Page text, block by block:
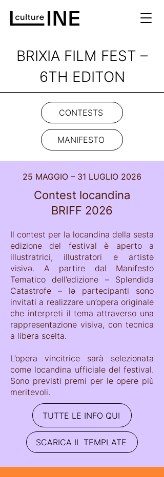
BRIXIA FILM FEST –
6TH EDITON
CONTESTS
MANIFESTO
25 MAGGIO – 31 LUGLIO 2026
Contest locandina
BRIFF 2026
Il contest per la locandina della sesta
edizione del festival è aperto a
illustratrici, illustratori e artistə
visivə. A partire dal Manifesto
Tematico dell’edizione – Splendida
Catastrofe – lə partecipanti sono
invitati a realizzare un’opera originale
che interpreti il tema attraverso una
rappresentazione visiva, con tecnica
a libera scelta.
L’opera vincitrice sarà selezionata
come locandina ufficiale del festival.
Sono previsti premi per le opere più
meritevoli.
TUTTE LE INFO QUI
SCARICA IL TEMPLATE